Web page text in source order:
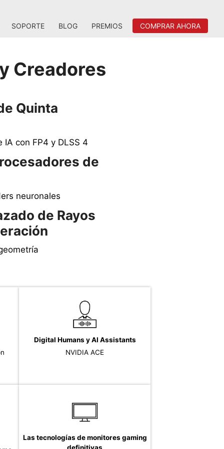
SOPORTE BLOG PREMIOS COMPRAR AHORA
Creadores
Quinta
con FP4 y DLSS 4
de
neuronales
de Rayos
Digital Humans y AI Assistants
NVIDIA ACE
Las tecnologías de monitores gaming